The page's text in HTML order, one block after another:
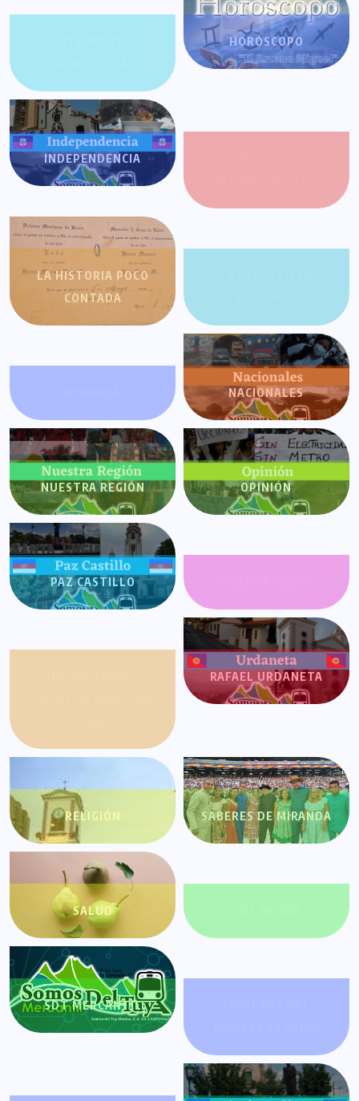
HORÓSCOPO
INDEPENDENCIA
LA HISTORIA POCO
CONTADA
NACIONALES
NUESTRA REGIÓN OPINIÓN
PAZ CASTILLO
RAFAEL URDANETA
RELIGIÓN SABERES DE MIRANDA
SALUD
SDT MERCANTIL